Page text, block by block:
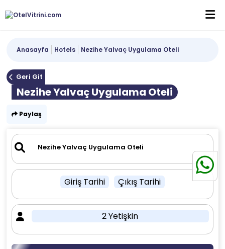
Anasayfa Hotels Nezihe Yalvaç Uygulama Oteli
Geri Git
Nezihe Yalvaç Uygulama Oteli
Paylaş
Giriş Tarihi Çıkış Tarihi
2 Yetişkin